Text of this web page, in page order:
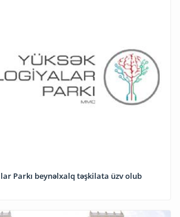
Parkı beynəlxalq təşkilata üzv olub